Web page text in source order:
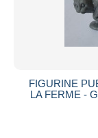
FIGURINE
LA FERME -